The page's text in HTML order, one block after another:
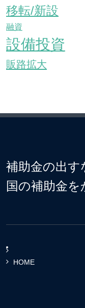
移転/新設
融資
設備投資
販路拡大
補助金の出す
国の補助金を
HOME